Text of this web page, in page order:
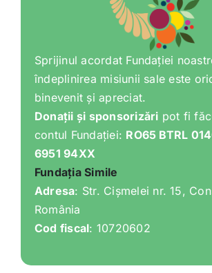
Sprijinul acordat Fundației
îndeplinirea misiunii sale este
binevenit și apreciat.
Donații și sponsorizări pot fi
contul Fundației: RO65 BTRL
6951 94XX
Fundația Simile
Adresa: Str. Cișmelei nr. 15,
România
Cod fiscal: 10720602